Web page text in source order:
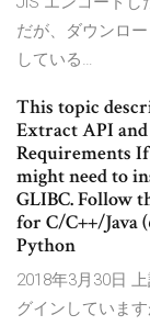
だが、ダウンロ
している…
This topic
Extract API
Requirements
might need to
GLIBC. Follow
for C/C++/Java
Python
2018年3月30日
グインしていま